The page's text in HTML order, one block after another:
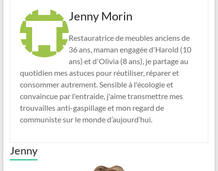
Jenny Morin
Restauratrice de meubles anciens de
36 ans, maman engagée d'Harold (10
ans) et d'Olivia (8 ans), je partage au
quotidien mes astuces pour réutiliser, réparer et
consommer autrement. Sensible à l'écologie et
convaincue par l'entraide, j'aime transmettre mes
trouvailles anti-gaspillage et mon regard de
communiste sur le monde d’aujourd’hui.
Jenny